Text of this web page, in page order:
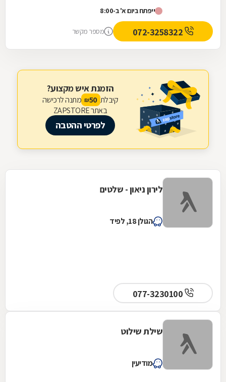
מתמחה בייצור מגוון...
ייפתח ביום א' ב-8:00
מספר מקשר
הזמנת איש מקצוע?
קיבלת 50
₪ מתנה לרכישה
באתר ZAPSTORE
לפרטי ההטבה
לירון ניאון - שלטים
הגולן 18, לפיד
שילת שילוט
מודיעין